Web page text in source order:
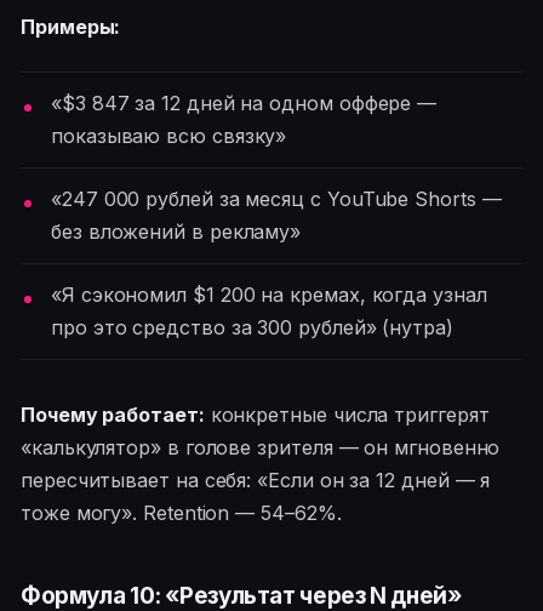
Примеры:
«$3 847 за 12 дней на одном оффере —
показываю всю связку»
«247 000 рублей за месяц с YouTube Shorts —
без вложений в рекламу»
«Я сэкономил $1 200 на кремах, когда узнал
про это средство за 300 рублей» (нутра)
Почему работает: конкретные числа триггерят
«калькулятор» в голове зрителя — он мгновенно
пересчитывает на себя: «Если он за 12 дней — я
тоже могу». Retention — 54–62%.
Формула 10: «Результат через N дней»